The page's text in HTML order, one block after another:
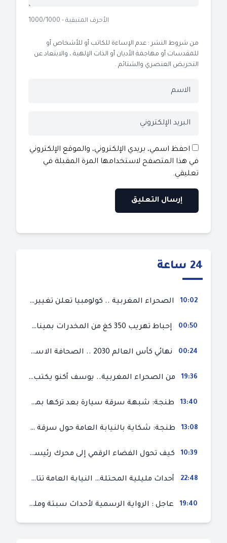
الأحرف المتبقية - 1000/1000
من شروط النشر : عدم الإساءة للكاتب أو للأشخاص أو
للمقدسات أو مهاجمة الأديان أو الذات الإلهية ، والابتعاد عن
التحريض العنصري والشتائم .
احفظ اسمي، بريدي الإلكتروني، والموقع الإلكتروني
في هذا المتصفح لاستخدامها المرة المقبلة في
تعليقي.
24 ساعة
10:02 الصحراء المغربية .. كولومبيا تعلن تغييرا في موقفها وتعترف بسيادة المغرب على صحرائه
00:50 إحباط تهريب 350 كغ من المخدرات بميناء طنجة المتوسط
00:24 نهائي كأس العالم 2030 .. الصحافة الاسبانية قلقة من حسم الملف لصالح المغرب و”تتهم رئيس الفيفا”
19:36 من الصحراء المغربية.. يوسف أكنو يكتب عن أزمة سبتة المحتلة ويؤكد ان الهجرة السرية ليست حلا وبناء الوطن هو الخيار الأفضل
13:40 طنجة: شبهة سرقة سيارة بعد تركها بمحل ميكانيك للإصلاح
13:08 طنجة: شكاية بالنيابة العامة حول سرقة سيارة تركها صاحبها بمحل ميكانيك للإصلاح
10:39 كيف تحول الفضاء الرقمي إلى محرك رئيسي لأحداث الهجرة في سبتة؟
22:48 أحداث مليلية المحتلة… النيابة العامة تتابع 50 متورطا في محاولة اقتحام السياح الحدودي بتهم ثقيلة
19:40 عاجل : الرواية الرسمية لأحداث سبتة ومليلية المحتلتين (وزارة الداخلية)